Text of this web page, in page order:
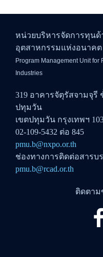
หน่วยบริหารจัดการทุนด้
อุตสาหกรรมแห่งอนาคต
Program Management Unit for
Industries
319 อาคารจัตุรัสจามจุ
ปทุมวัน
เขตปทุมวัน กรุงเทพฯ
02-109-5432 ต่อ 845
pmu.b@nxpo.or.th
ช่องทางการติดต่อสารบ
pmu.b@rcad.or.th
ติดตามข้